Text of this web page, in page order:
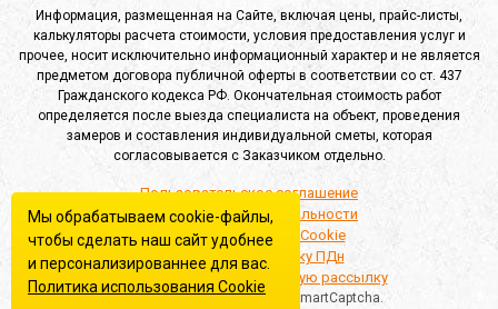
Информация, размещенная на Сайте, включая цены, прайс-листы,
калькуляторы расчета стоимости, условия предоставления услуг и
прочее, носит исключительно информационный характер и не является
предметом договора публичной оферты в соответствии со ст. 437
Гражданского кодекса РФ. Окончательная стоимость работ
определяется после выезда специалиста на объект, проведения
замеров и составления индивидуальной сметы, которая
согласовывается с Заказчиком отдельно.
Пользовательское соглашение
Политика конфиденциальности
Политика обработки Cookie
Согласие на обработку ПДн
Согласие на информационную рассылку
Этот сайт защищён Yandex SmartCaptcha.
Мы обрабатываем cookie-файлы,
чтобы сделать наш сайт удобнее
и персонализированнее для вас.
Политика использования Сookie